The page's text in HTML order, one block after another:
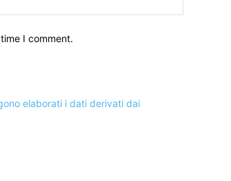
I comment.
elaborati i dati derivati dai